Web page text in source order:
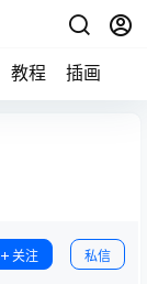
教程 插画
关注 私信